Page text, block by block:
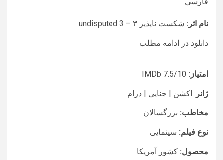
نام اثر: شکست ناپذیر ۳ – undisputed 3
دانلود در ادامه مطلب
امتیاز: /10
ژانر : اکشن | جنایی | درام
مخاطب: بزرگسالان
نوع فیلم: سینمایی
محصول: کشور آمریکا